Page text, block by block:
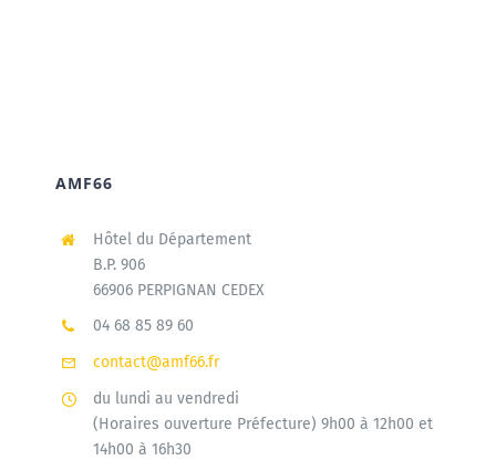
AMF66
Hôtel du Département
B.P. 906
66906 PERPIGNAN CEDEX
04 68 85 89 60
contact@amf66.fr
du lundi au vendredi
(Horaires ouverture Préfecture) 9h00 à 12h00 et
14h00 à 16h30